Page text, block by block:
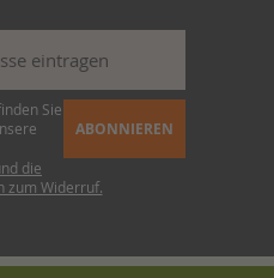
ABONNIEREN
Sie
die
zum Widerruf.